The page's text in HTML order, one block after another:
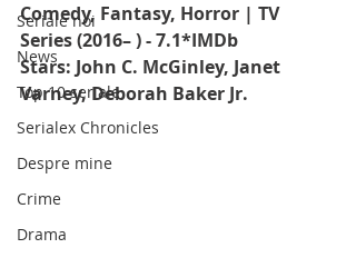
Seriale noi
News
Top 10 seriale
Serialex Chronicles
Despre mine
Crime
Drama
Comedy, Fantasy, Horror | TV
Series (2016– ) - 7.1*IMDb
Stars: John C. McGinley, Janet
Varney, Deborah Baker Jr.